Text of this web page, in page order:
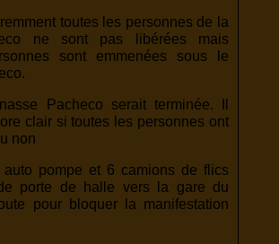
toutes les personnes de la
ne sont pas libérées mais
sont emmenées sous le
Pacheco serait terminée. Il
clair si toutes les personnes ont
non
pompe et 6 camions de flics
porte de halle vers la gare du
pour bloquer la manifestation